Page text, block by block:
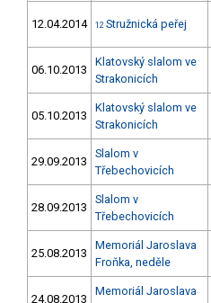
12.04.2014 12 Stružnická peřej
06.10.2013
Klatovský slalom ve
Strakonicích
05.10.2013
Klatovský slalom ve
Strakonicích
29.09.2013
Slalom v
Třebechovicích
28.09.2013
Slalom v
Třebechovicích
25.08.2013
Memoriál Jaroslava
Froňka, neděle
24.08.2013
Memoriál Jaroslava